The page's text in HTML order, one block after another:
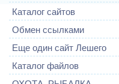
Каталог сайтов
Обмен ссылками
Еще один сайт Лешего
Каталог файлов